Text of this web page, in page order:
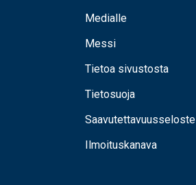
Medialle
Messi
Tietoa sivustosta
Tietosuoja
Saavutettavuusseloste
Ilmoituskanava